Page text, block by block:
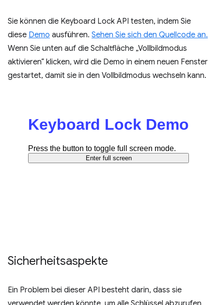
Sie können die Keyboard Lock API testen, indem Sie
diese Demo ausführen. Sehen Sie sich den Quellcode an.
Wenn Sie unten auf die Schaltfläche „Vollbildmodus
aktivieren“ klicken, wird die Demo in einem neuen Fenster
gestartet, damit sie in den Vollbildmodus wechseln kann.
Sicherheitsaspekte
Ein Problem bei dieser API besteht darin, dass sie